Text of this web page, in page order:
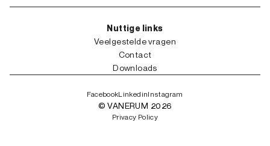
Nuttige links
Veelgestelde vragen
Contact
Downloads
FacebookLinkedinInstagram
© VANERUM 2026
Privacy Policy